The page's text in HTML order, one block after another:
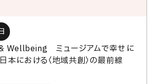
Wellbeing ミュージアムで幸せに
本における〈地域共創〉の最前線